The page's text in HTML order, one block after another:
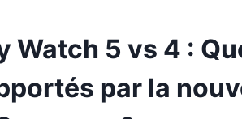
Watch 5 vs 4 :
par la